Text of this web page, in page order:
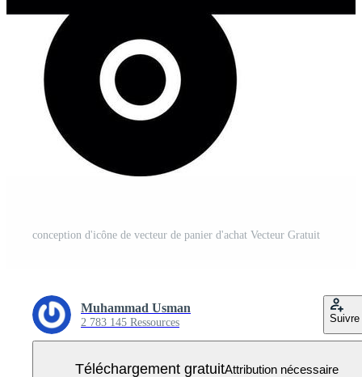
conception d'icône de vecteur de panier d'achat Vecteur Gratuit
Muhammad Usman
2 783 145 Ressources Suivre
Téléchargement gratuitAttribution nécessaire